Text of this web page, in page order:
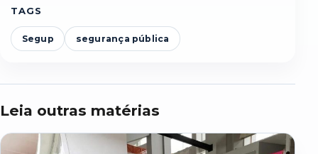
TAGS
Segup segurança pública
Leia outras matérias